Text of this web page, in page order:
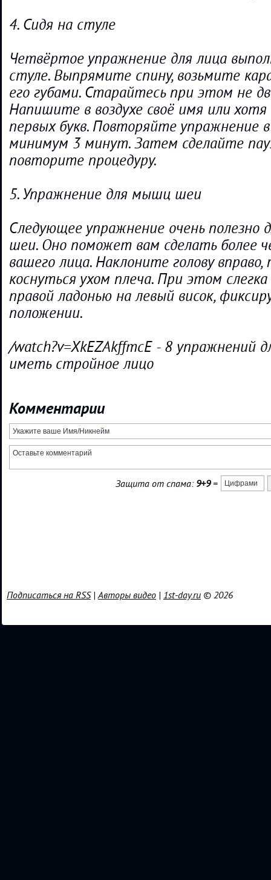
4. Сидя на стуле
Четвёртое упражнение для лица
стуле. Выпрямите спину, возьмите
его губами. Старайтесь при этом не
Напишите в воздухе своё имя или хотя
первых букв. Повторяйте упражнение
минимум 3 минут. Затем сделайте
повторите процедуру.
5. Упражнение для мышц шеи
Следующее упражнение очень полезно
шеи. Оно поможет вам сделать более
вашего лица. Наклоните голову вправо,
коснуться ухом плеча. При этом
правой ладонью на левый висок,
положении.
/watch?v=XkEZAkffmcE - 8 упражнений
иметь стройное лицо
Комментарии
Защита от спама: 9+9=
Подписаться на RSS|Авторы видео | 1st-day.ru © 2026